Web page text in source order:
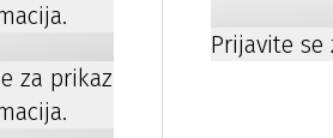
za prikaz
Prijavite se